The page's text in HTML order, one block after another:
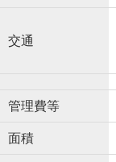
交通
管理費等
面積